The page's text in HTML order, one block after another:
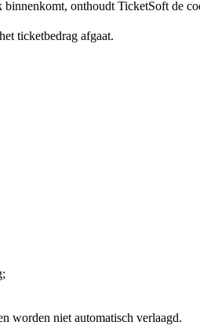
onthoudt TicketSoft de
ticketbedrag afgaat.
worden niet automatisch verlaagd.